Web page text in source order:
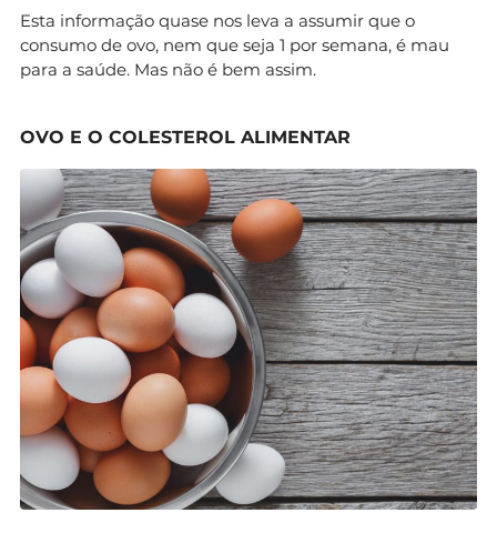
Esta informação quase nos leva a assumir que o
consumo de ovo, nem que seja 1 por semana, é mau
para a saúde. Mas não é bem assim.
OVO E O COLESTEROL ALIMENTAR